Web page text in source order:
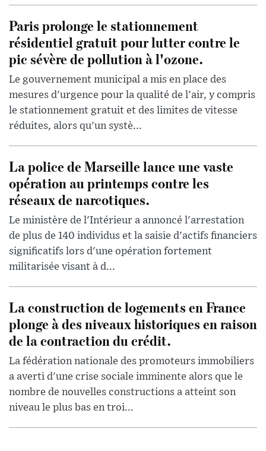
Paris prolonge le stationnement
résidentiel gratuit pour lutter contre le
pic sévère de pollution à l'ozone.
Le gouvernement municipal a mis en place des
mesures d'urgence pour la qualité de l'air, y compris
le stationnement gratuit et des limites de vitesse
réduites, alors qu'un systè...
La police de Marseille lance une vaste
opération au printemps contre les
réseaux de narcotiques.
Le ministère de l'Intérieur a annoncé l'arrestation
de plus de 140 individus et la saisie d'actifs financiers
significatifs lors d'une opération fortement
militarisée visant à d...
La construction de logements en France
plonge à des niveaux historiques en raison
de la contraction du crédit.
La fédération nationale des promoteurs immobiliers
a averti d'une crise sociale imminente alors que le
nombre de nouvelles constructions a atteint son
niveau le plus bas en troi...